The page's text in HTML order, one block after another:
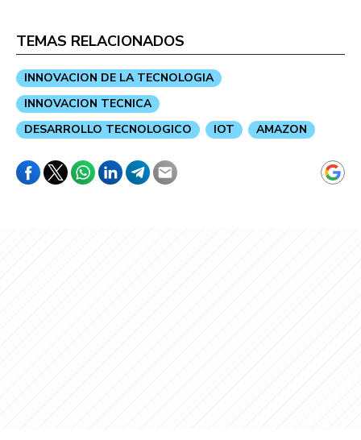
TEMAS RELACIONADOS
INNOVACION DE LA TECNOLOGIA
INNOVACION TECNICA
DESARROLLO TECNOLOGICO
IOT AMAZON